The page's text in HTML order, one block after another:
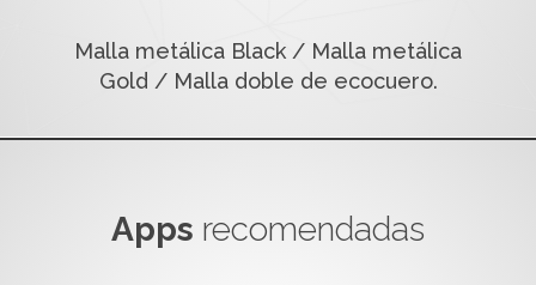
Malla metálica Black / Malla metálica
Gold / Malla doble de ecocuero.
Apps recomendadas